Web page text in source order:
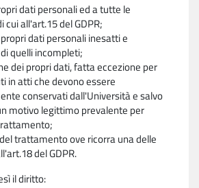
dati personali ed a tutte le
cui all'art.15 del GDPR;
dati personali inesatti e
quelli incompleti;
dei propri dati, fatta eccezione per
in atti che devono essere
conservati dall'Università e salvo
motivo legittimo prevalente per
trattamento ove ricorra una delle
del GDPR.
il diritto: